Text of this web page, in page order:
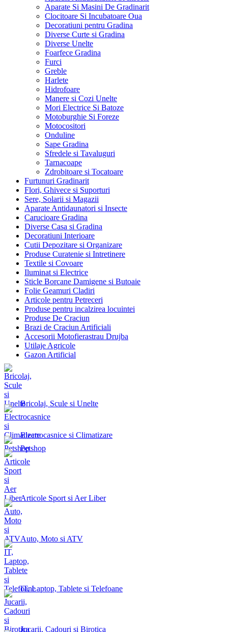
Aparate Si Masini De Gradinarit
Clocitoare Si Incubatoare Oua
Decoratiuni pentru Gradina
Diverse Curte si Gradina
Diverse Unelte
Foarfece Gradina
Furci
Greble
Harlete
Hidrofoare
Manere si Cozi Unelte
Mori Electrice Si Batoze
Motoburghie Si Foreze
Motocositori
Onduline
Sape Gradina
Sfredele si Tavaluguri
Tarnacoape
Zdrobitoare si Tocatoare
Furtunuri Gradinarit
Flori, Ghivece si Suporturi
Sere, Solarii si Magazii
Aparate Antidaunatori si Insecte
Carucioare Gradina
Diverse Casa si Gradina
Decoratiuni Interioare
Cutii Depozitare si Organizare
Produse Curatenie si Intretinere
Textile si Covoare
Iluminat si Electrice
Sticle Borcane Damigene si Butoaie
Folie Geamuri Cladiri
Articole pentru Petreceri
Produse pentru incalzirea locuintei
Produse De Craciun
Brazi de Craciun Artificiali
Accesorii Motofierastrau Drujba
Utilaje Agricole
Gazon Artificial
Bricolaj, Scule si Unelte
Electrocasnice si Climatizare
Petshop
Articole Sport si Aer Liber
Auto, Moto si ATV
IT, Laptop, Tablete si Telefoane
Jucarii, Cadouri si Birotica